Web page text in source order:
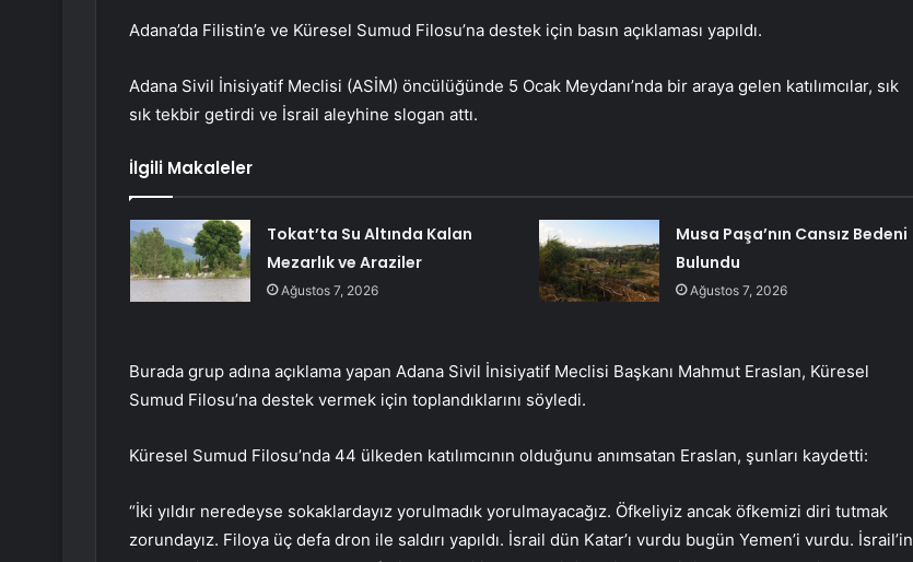
Adana’da Filistin’e ve Küresel Sumud Filosu’na destek için basın açıklaması yapıldı.
Adana Sivil İnisiyatif Meclisi (ASİM) öncülüğünde 5 Ocak Meydanı’nda bir araya gelen katılımcılar, sık
sık tekbir getirdi ve İsrail aleyhine slogan attı.
İlgili Makaleler
Tokat’ta Su Altında Kalan
Mezarlık ve Araziler
Ağustos 7, 2026
Musa Paşa’nın Cansız Bedeni
Bulundu
Ağustos 7, 2026
Burada grup adına açıklama yapan Adana Sivil İnisiyatif Meclisi Başkanı Mahmut Eraslan, Küresel
Sumud Filosu’na destek vermek için toplandıklarını söyledi.
Küresel Sumud Filosu’nda 44 ülkeden katılımcının olduğunu anımsatan Eraslan, şunları kaydetti:
“İki yıldır neredeyse sokaklardayız yorulmadık yorulmayacağız. Öfkeliyiz ancak öfkemizi diri tutmak
zorundayız. Filoya üç defa dron ile saldırı yapıldı. İsrail dün Katar’ı vurdu bugün Yemen’i vurdu. İsrail’in